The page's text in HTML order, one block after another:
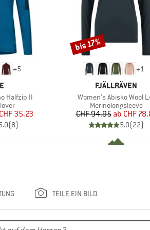
+5
Halfzip II
Preis
CHF 35.23
(8)
+1
MARKE
FJÄLLRÄVEN
Artikel
Women's Abisko Wool
Produktgruppe
Merinolongsleeve
Preis
CHF 94.95 ab CHF
5.0(22)
Rabatt
bis 17%
TEILE EIN BILD